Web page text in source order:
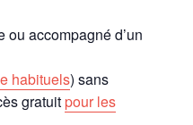
accompagné d’un
habituels) sans
gratuit pour les